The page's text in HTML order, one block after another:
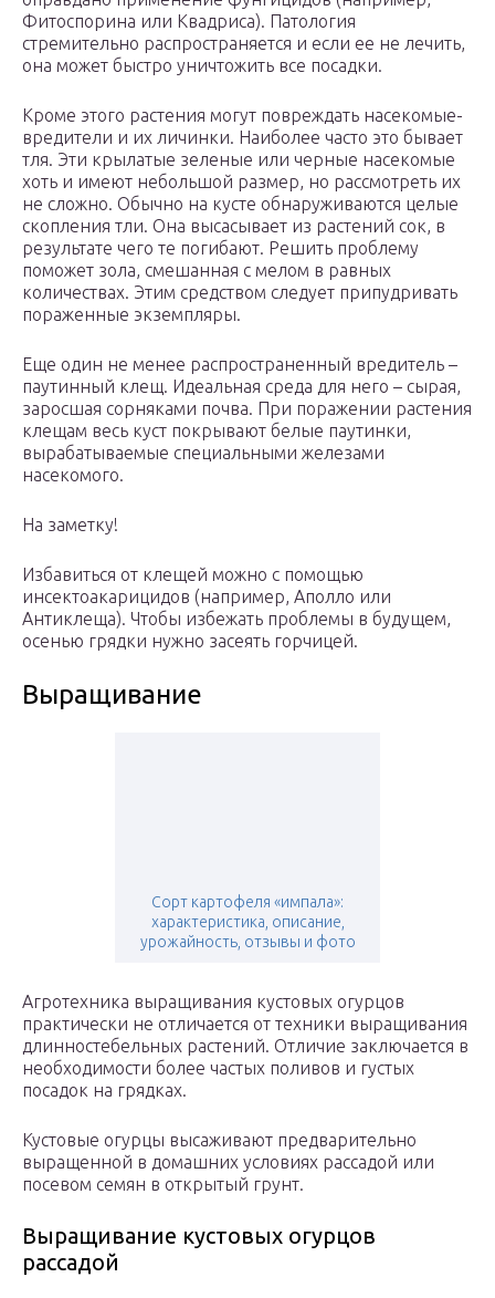
Фитоспорина или Квадриса). Патология
стремительно распространяется и если ее не лечить,
она может быстро уничтожить все посадки.
Кроме этого растения могут повреждать насекомые-
вредители и их личинки. Наиболее часто это бывает
тля. Эти крылатые зеленые или черные насекомые
хоть и имеют небольшой размер, но рассмотреть их
не сложно. Обычно на кусте обнаруживаются целые
скопления тли. Она высасывает из растений сок, в
результате чего те погибают. Решить проблему
поможет зола, смешанная с мелом в равных
количествах. Этим средством следует припудривать
пораженные экземпляры.
Еще один не менее распространенный вредитель –
паутинный клещ. Идеальная среда для него – сырая,
заросшая сорняками почва. При поражении растения
клещам весь куст покрывают белые паутинки,
вырабатываемые специальными железами
насекомого.
На заметку!
Избавиться от клещей можно с помощью
инсектоакарицидов (например, Аполло или
Антиклеща). Чтобы избежать проблемы в будущем,
осенью грядки нужно засеять горчицей.
Выращивание
Сорт картофеля «импала»:
характеристика, описание,
урожайность, отзывы и фото
Агротехника выращивания кустовых огурцов
практически не отличается от техники выращивания
длинностебельных растений. Отличие заключается в
необходимости более частых поливов и густых
посадок на грядках.
Кустовые огурцы высаживают предварительно
выращенной в домашних условиях рассадой или
посевом семян в открытый грунт.
Выращивание кустовых огурцов
рассадой